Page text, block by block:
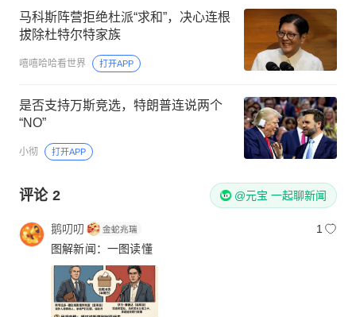
马科斯阵营拒绝杜派“求和”，决心连根
拔除杜特尔特家族
嘻嘻哈哈看世界 打开APP
是否支持万斯竞选，特朗普连说两个
“NO”
小彻 打开APP
评论 2 @元宝 一起聊新闻
鹅叨叨
1
图解新闻：一图读懂